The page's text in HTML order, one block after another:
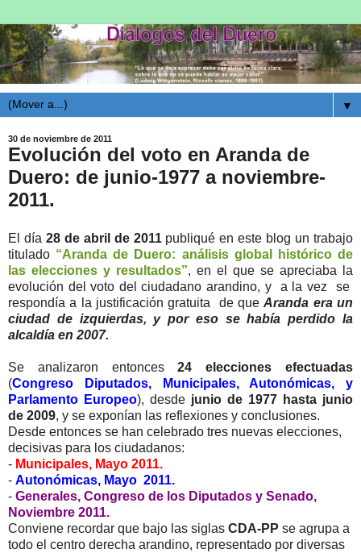
▼
30 de noviembre de 2011
Evolución del voto en Aranda de
Duero: de junio-1977 a noviembre-
2011.
El día 28 de abril de 2011publiqué en este blog un trabajo
titulado “Aranda de Duero: análisis global histórico de
las elecciones y resultados”, en el que se apreciaba la
evolución del voto del ciudadano arandino, y a la vez se
respondía a la justificación gratuita de queAranda era un
ciudad de izquierdas, y por eso se había perdido la
alcaldía en 2007.
Se analizaron entonces24 elecciones efectuadas
(Congreso Diputados, Municipales, Autonómicas, y
Parlamento Europeo), desde junio de 1977 hasta junio
de 2009, y se exponían las reflexiones y conclusiones.
Desde entonces se han celebrado tres nuevas elecciones,
decisivas para los ciudadanos:
- Municipales, Mayo 2011.
- Autonómicas, Mayo 2011.
- Generales, Congreso de los Diputados y Senado,
Noviembre 2011.
Conviene recordar que bajo las siglas CDA-PP se agrupa a
todo el centro derecha arandino, representado por diversas